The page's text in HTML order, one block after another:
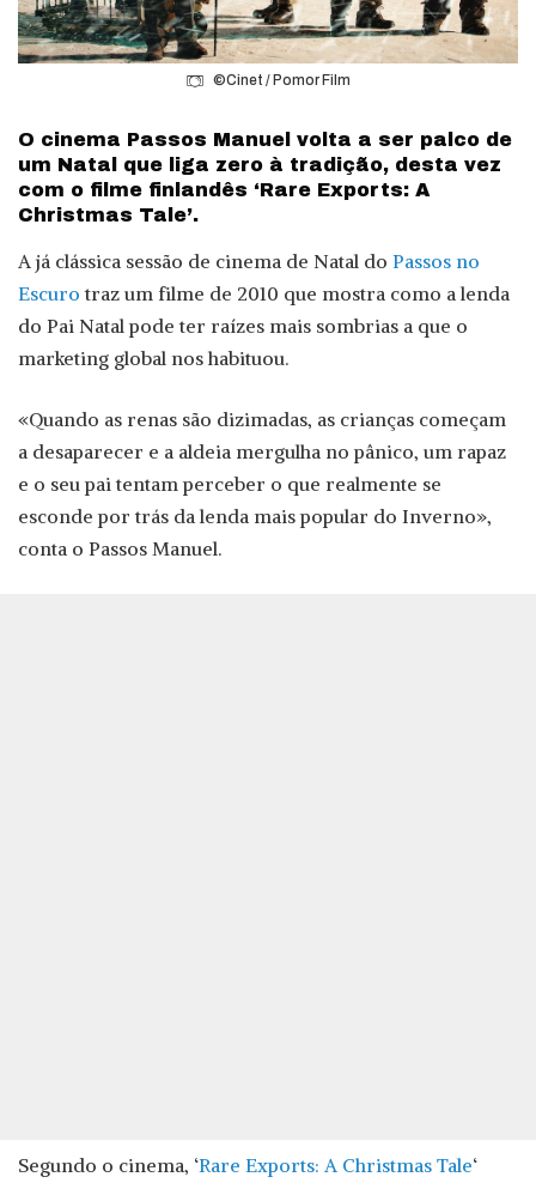
©Cinet / Pomor Film
O cinema Passos Manuel volta a ser palco de
um Natal que liga zero à tradição, desta vez
com o filme finlandês ‘Rare Exports: A
Christmas Tale’.
A já clássica sessão de cinema de Natal do Passos no
Escuro traz um filme de 2010 que mostra como a lenda
do Pai Natal pode ter raízes mais sombrias a que o
marketing global nos habituou.
«Quando as renas são dizimadas, as crianças começam
a desaparecer e a aldeia mergulha no pânico, um rapaz
e o seu pai tentam perceber o que realmente se
esconde por trás da lenda mais popular do Inverno»,
conta o Passos Manuel.
Segundo o cinema, ‘Rare Exports: A Christmas Tale‘